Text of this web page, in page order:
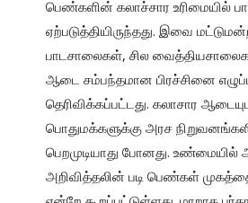
பெண்களின் கலாச்சார உரிமையில்
ஏற்படுத்தியிருந்தது. இவை
பாடசாலைகள், சில
ஆடை சம்பந்தமான பிரச்சினை
தெரிவிக்கப்பட்டது. கலாசார
பொதுமக்களுக்கு அரச
பெறமுடியாது போனது.
அறிவித்தலின் படி பெண்கள்